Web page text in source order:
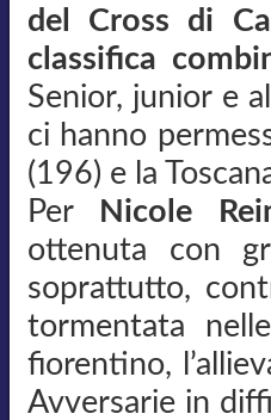
del Cross di
classifica
Senior, junior e
ci hanno
(196) e la
Per
Nicole
ottenuta con
soprattutto,
tormentata
fiorentino,
Avversarie in